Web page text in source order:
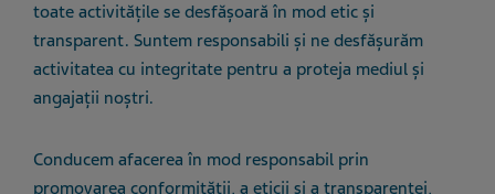
toate activitățile se desfășoară în mod etic și
transparent. Suntem responsabili și ne desfășurăm
activitatea cu integritate pentru a proteja mediul și
angajații noștri.
Conducem afacerea în mod responsabil prin
promovarea conformității, a eticii și a transparenței,